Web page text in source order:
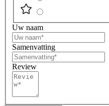
Uw naam
Samenvatting
Review